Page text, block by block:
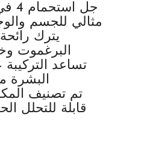
جل استحمام 4 في 1 للرجال
مثالي للجسم
يترك
البرغموت
تساعد
البشرة
تم تصنيف
قابلة للتحلل